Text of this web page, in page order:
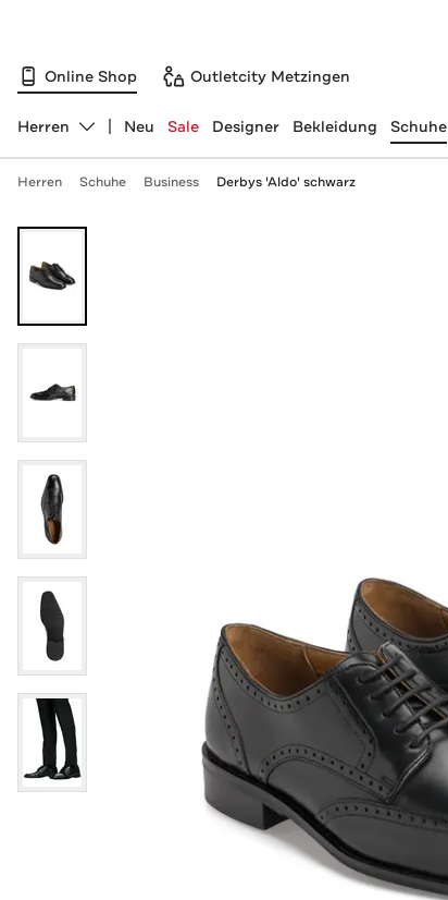
Online Shop Outletcity Metzingen
Abteilung ändern, ausgewählt:
Herren Neu Sale Designer Bekleidung Schuhe
Herren Schuhe Business Derbys 'Aldo' schwarz